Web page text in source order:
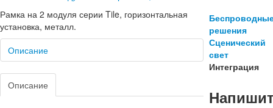
Рамка на 2 модуля серии Tile, горизонтальная
установка, металл.
Описание
Описание
решения
Сценический
свет
Интеграция